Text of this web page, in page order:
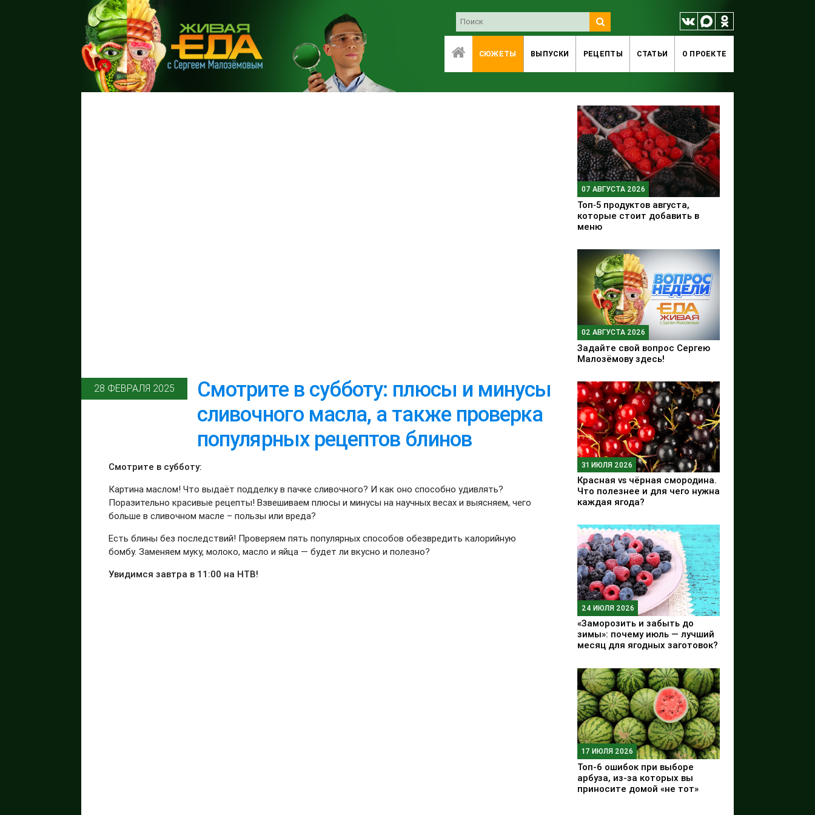
СЮЖЕТЫ ВЫПУСКИ РЕЦЕПТЫ СТАТЬИ O ПРОЕКТЕ
28 ФЕВРАЛЯ 2025
Смотрите в субботу: плюсы и минусы
сливочного масла, а также проверка
популярных рецептов блинов
Смотрите в субботу:
Картина маслом! Что выдаёт подделку в пачке сливочного? И как оно способно удивлять?
Поразительно красивые рецепты! Взвешиваем плюсы и минусы на научных весах и выясняем, чего
больше в сливочном масле – пользы или вреда?
Есть блины без последствий! Проверяем пять популярных способов обезвредить калорийную
бомбу. Заменяем муку, молоко, масло и яйца — будет ли вкусно и полезно?
Увидимся завтра в 11:00 на НТВ!
07 АВГУСТА 2026
Топ‑5 продуктов августа,
которые стоит добавить в
меню
02 АВГУСТА 2026
Задайте свой вопрос Сергею
Малозёмову здесь!
31 ИЮЛЯ 2026
Красная vs чёрная смородина.
Что полезнее и для чего нужна
каждая ягода?
24 ИЮЛЯ 2026
«Заморозить и забыть до
зимы»: почему июль — лучший
месяц для ягодных заготовок?
17 ИЮЛЯ 2026
Топ-6 ошибок при выборе
арбуза, из-за которых вы
приносите домой «не тот»